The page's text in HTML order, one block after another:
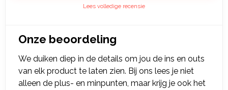
Lees volledige recensie
Onze beoordeling
We duiken diep in de details om jou de ins en outs
van elk product te laten zien. Bij ons lees je niet
alleen de plus- en minpunten, maar krijg je ook het